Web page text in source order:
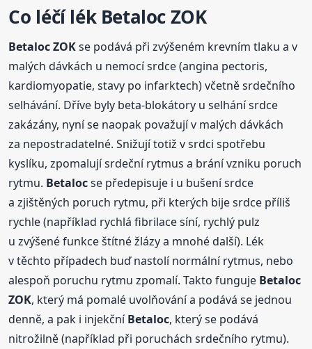
Co léčí lék BetalocZOK
Betaloc ZOKse podává při zvýšeném krevním tlaku a v
malých dávkách u nemocí srdce (angina pectoris,
kardiomyopatie, stavy po infarktech) včetně srdečního
selhávání. Dříve byly beta-blokátory u selhání srdce
zakázány, nyní se naopak považují v malých dávkách
za nepostradatelné. Snižují totiž v srdci spotřebu
kyslíku, zpomalují srdeční rytmus a brání vzniku poruch
rytmu. Betalocse předepisuje i u bušení srdce
a zjištěných poruch rytmu, při kterých bije srdce příliš
rychle (například rychlá fibrilace síní, rychlý pulz
u zvýšené funkce štítné žlázy a mnohé další). Lék
v těchto případech buď nastolí normální rytmus, nebo
alespoň poruchu rytmu zpomalí. Takto funguje Betaloc
ZOK, který má pomalé uvolňování a podává se jednou
denně, a pak i injekčníBetaloc, který se podává
nitrožilně (například při poruchách srdečního rytmu).